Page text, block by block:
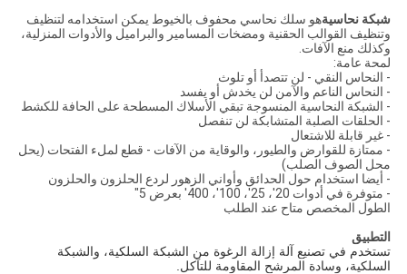
شبكة نحاسيةهو سلك نحاسي محفوف بالخيوط يمكن استخدامه لتنظيف
وتنظيف القوالب الحقنية ومضخات المسامير والبراميل والأدوات المنزلية،
وكذلك منع الآفات.
لمحة عامة:
- النحاس النقي - لن تتصدأ أو تلوث
- النحاس الناعم والآمن لن يخدش أو يفسد
- الشبكة النحاسية المنسوجة تبقي الأسلاك المسطحة على الحافة للكشط
- الحلقات الصلبة المتشابكة لن تنفصل
- غير قابلة للاشتعال
- ممتازة للقوارض والطيور، والوقاية من الآفات - قطع لملء الفتحات (يحل
محل الصوف الصلب)
- أيضا استخدام حول الحدائق وأواني الزهور لردع الحلزون والحلزون
- متوفرة في أدوات 20'، 25'، 100'، 400' بعرض 5"
الطول المخصص متاح عند الطلب
التطبيق
تستخدم في تصنيع آلة إزالة الرغوة من الشبكة السلكية، والشبكة
السلكية، وسادة المرشح المقاومة للتآكل.